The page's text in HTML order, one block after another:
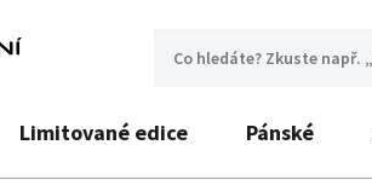
Limitované edice Pánské